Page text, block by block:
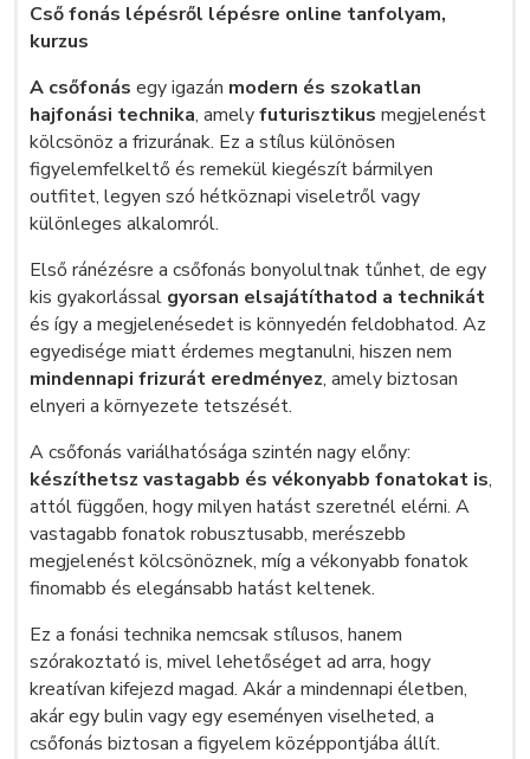
Cső fonás lépésről lépésre online tanfolyam,
kurzus
A csőfonás egy igazán modern és szokatlan
hajfonási technika, amelyfuturisztikus megjelenést
kölcsönöz a frizurának. Ez a stílus különösen
figyelemfelkeltő és remekül kiegészít bármilyen
outfitet, legyen szó hétköznapi viseletről vagy
különleges alkalomról.
Első ránézésre a csőfonás bonyolultnak tűnhet, de egy
kis gyakorlással gyorsan elsajátíthatod a technikát
és így a megjelenésedet is könnyedén feldobhatod. Az
egyedisége miatt érdemes megtanulni, hiszen nem
mindennapi frizurát eredményez, amely biztosan
elnyeri a környezete tetszését.
A csőfonás variálhatósága szintén nagy előny:
készíthetsz vastagabb és vékonyabb fonatokat is,
attól függően, hogy milyen hatást szeretnél elérni. A
vastagabb fonatok robusztusabb, merészebb
megjelenést kölcsönöznek, míg a vékonyabb fonatok
finomabb és elegánsabb hatást keltenek.
Ez a fonási technika nemcsak stílusos, hanem
szórakoztató is, mivel lehetőséget ad arra, hogy
kreatívan kifejezd magad. Akár a mindennapi életben,
akár egy bulin vagy egy eseményen viselheted, a
csőfonás biztosan a figyelem középpontjába állít.